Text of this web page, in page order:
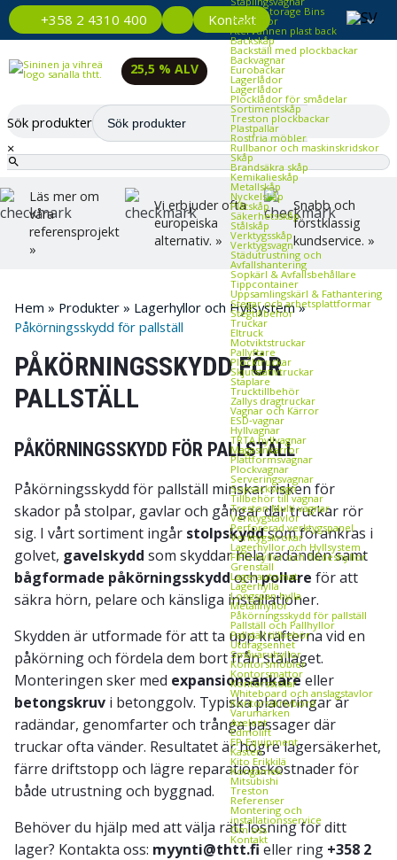
+358 2 4310 400 KontaktPlastic Storage Bins
Plastlådor
Återvunnen plast back
Backskåp
Backställ med plockbackar
Backvagnar
Eurobackar
Lagerlådor
Lagerlådor
Plocklådor för smådelar
Sortimentskåp
Treston plockbackar
Plastpallar
Rostfria möbler
Rullbanor och maskinskridskor
Skåp
Brandsäkra skåp
Kemikalieskåp
Metallskåp
Nyckelskåp
Plåtskåp
Säkerhetsskåp
Stålskåp
Verktygsskåp
Verktygsvagn
Städutrustning och
Avfallshantering
Sopkärl & Avfallsbehållare
Tippcontainer
Uppsamlingskärl & Fathantering
Stegar och arbetsplattformar
Stegtillbehör
Truckar
Eltruck
Motviktstruckar
Pallyftare
Plocktruckar
Skjutstativtruckar
Staplare
Trucktillbehör
Zallys dragtruckar
Vagnar och Kärror
ESD‑vagnar
Hyllvagnar
TRTA hyllvagnar
Magasinkärror
Plattformsvagnar
Plockvagnar
Serveringsvagnar
Sopsäcksvagn
Tillbehör till vagnar
Treston Multi vagnar
Verktygstavlor
Perforerad verktygspanel
Verktygskrokar
Lagerhyllor och Hyllsystem
FIFO‑hyllor och flödeshyllor
Grenställ
Lagerautomat
Lagerhylla
Longspan hylla
Metallhyllor
Påkörningsskydd för pallställ
Pallställ och Pallhyllor
Pallställ tillbehör
Utdragsenhet
Småvaruhyllor
Kontorsmöbler
Kontorsmattor
Kontorsstolar
Whiteboard och anslagstavlor
Kontorsskrivbord
Varumärken
Axelent
Edmolift
EP-Equipment
Kasten
Kito Erikkilä
Kongamek
Mitsubishi
Treston
Referenser
Montering och
installationsservice
Om oss
Kontakt
25,5 % ALV
Sök produkter
×
Läs mer om
våra
referensprojekt
»
Vi erbjuder ofta
europeiska
alternativ. »
Snabb och
förstklassig
kundservice. »
Hem » Produkter » Lagerhyllor och Hyllsystem»
Påkörningsskydd för pallställ
PÅKÖRNINGSSKYDD FÖR
PALLSTÄLL
PÅKÖRNINGSSKYDD FÖR PALLSTÄLL
Påkörningsskydd för pallställ minskar risken för
skador på stolpar, gavlar och gångar där truckar rör
sig. I vårt sortiment ingår stolpskyddsom förankras i
golvet, gavelskydd som skyddar hela radänden samt
bågformade påkörningsskyddochpollare för att
säkra hörn, pelare och känsliga installationer.
Skydden är utformade för att ta upp krafterna vid en
påkörning och fördela dem bort från ställaget.
Monteringen sker med expansionsankareeller
betongskruv i betonggolv. Typiska placeringar är
radändar, genomfarter och trånga passager där
truckar ofta vänder. Resultatet är högre lagersäkerhet,
färre driftstopp och lägre reparationskostnader för
både utrustning och byggnad.
Behöver du hjälp med att välja rätt lösning för ditt
lager? Kontakta oss: myynti@thtt.fieller ring +358 2